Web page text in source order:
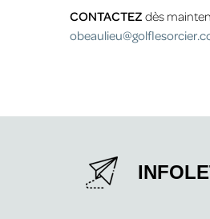
CONTACTEZdès